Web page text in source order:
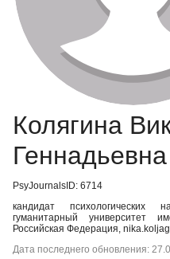
Колягина
Геннадьевна
PsyJournalsID: 6714
кандидат психологических
гуманитарный университет
Российская Федерация,
Дата последнего обновления: